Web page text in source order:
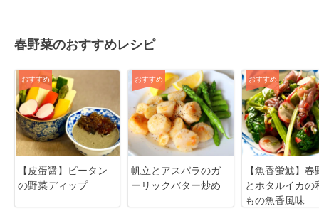
春野菜のおすすめレシピ
おすすめ
【皮蛋醤】ピータン
の野菜ディップ
おすすめ
帆立とアスパラのガ
ーリックバター炒め
おすすめ
【魚香蛍魷】春
とホタルイカの
もの魚香風味